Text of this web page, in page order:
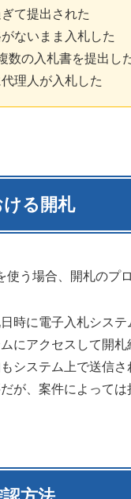
て提出された
ないまま入札した
数の入札書を提出し
理人が入札した
ける開札
使う場合、開札のプ
時に電子入札シス
にアクセスして開
システム上で送信さ
が、案件によって